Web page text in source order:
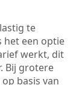
te
het een optie
werkt, dit
Bij grotere
basis van